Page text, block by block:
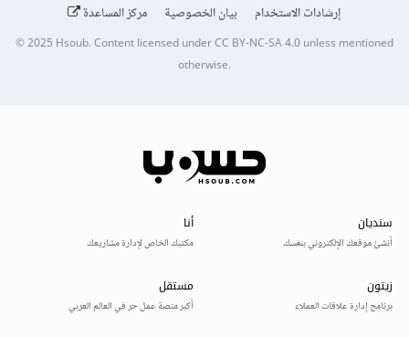
إرشادات الاستخدام
بيان الخصوصية مركز المساعدة
© 2025Hsoub.Content licensed underCC BY-NC-SA 4.0unless mentioned
otherwise.